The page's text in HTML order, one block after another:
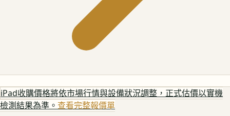
iPad收購價格將依市場行情與設備狀況調整，正式估價以實機
檢測結果為準。 查看完整報價單